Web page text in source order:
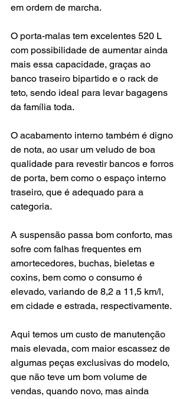
em ordem de marcha.
O porta-malas tem excelentes 520 L
com possibilidade de aumentar ainda
mais essa capacidade, graças ao
banco traseiro bipartido e o rack de
teto, sendo ideal para levar bagagens
da família toda.
O acabamento interno também é digno
de nota, ao usar um veludo de boa
qualidade para revestir bancos e forros
de porta, bem como o espaço interno
traseiro, que é adequado para a
categoria.
A suspensão passa bom conforto, mas
sofre com falhas frequentes em
amortecedores, buchas, bieletas e
coxins, bem como o consumo é
elevado, variando de 8,2 a 11,5 km/l,
em cidade e estrada, respectivamente.
Aqui temos um custo de manutenção
mais elevada, com maior escassez de
algumas peças exclusivas do modelo,
que não teve um bom volume de
vendas, quando novo, mas ainda